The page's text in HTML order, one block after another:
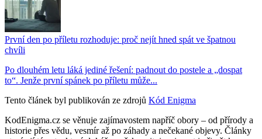
První den po příletu rozhoduje: proč nejít hned spát ve špatnou
chvíli
Po dlouhém letu láká jediné řešení: padnout do postele a „dospat
to“. Jenže první spánek po příletu může...
Tento článek byl publikován ze zdrojů Kód Enigma
KodEnigma.cz se věnuje zajímavostem napříč obory – od přírody a
historie přes vědu, vesmír až po záhady a nečekané objevy. Články